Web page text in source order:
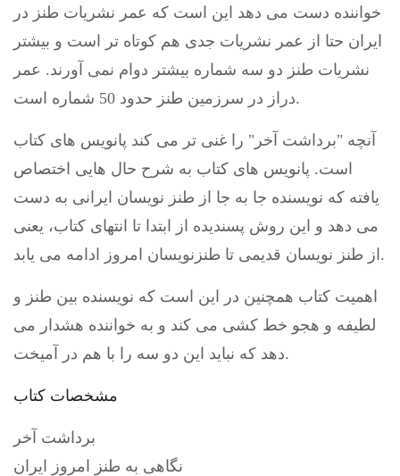
خواننده دست می دهد این است که عمر نشریات طنز در
ایران حتا از عمر نشریات جدی هم کوتاه تر است و بیشتر
نشریات طنز دو سه شماره بیشتر دوام نمی آورند. عمر
دراز در سرزمین طنز حدود 50 شماره است.
آنچه "برداشت آخر" را غنی تر می کند پانویس های کتاب
است. پانویس های کتاب به شرح حال هایی اختصاص
یافته که نویسنده جا به جا از طنز نویسان ایرانی به دست
می دهد و این روش پسندیده از ابتدا تا انتهای کتاب، یعنی
از طنز نویسان قدیمی تا طنزنویسان امروز ادامه می یابد.
اهمیت کتاب همچنین در این است که نویسنده بین طنز و
لطیفه و هجو خط کشی می کند و به خواننده هشدار می
دهد که نباید این دو سه را با هم در آمیخت.
مشخصات کتاب
برداشت آخر
نگاهی به طنز امروز ایران